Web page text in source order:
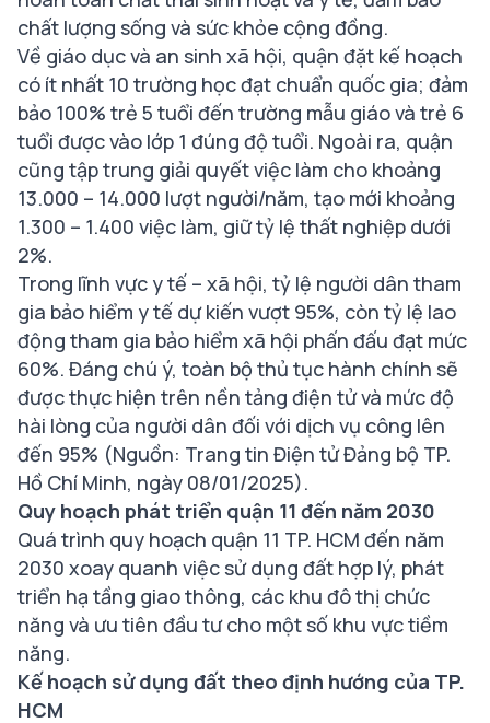
chất lượng sống và sức khỏe cộng đồng.
Về giáo dục và an sinh xã hội, quận đặt kế hoạch
có ít nhất 10 trường học đạt chuẩn quốc gia; đảm
bảo 100% trẻ 5 tuổi đến trường mẫu giáo và trẻ 6
tuổi được vào lớp 1 đúng độ tuổi. Ngoài ra, quận
cũng tập trung giải quyết việc làm cho khoảng
13.000 – 14.000 lượt người/năm, tạo mới khoảng
1.300 – 1.400 việc làm, giữ tỷ lệ thất nghiệp dưới
2%.
Trong lĩnh vực y tế – xã hội, tỷ lệ người dân tham
gia bảo hiểm y tế dự kiến vượt 95%, còn tỷ lệ lao
động tham gia bảo hiểm xã hội phấn đấu đạt mức
60%. Đáng chú ý, toàn bộ thủ tục hành chính sẽ
được thực hiện trên nền tảng điện tử và mức độ
hài lòng của người dân đối với dịch vụ công lên
đến 95% (Nguồn: Trang tin Điện tử Đảng bộ TP.
Hồ Chí Minh, ngày 08/01/2025).
Quy hoạch phát triển quận 11 đến năm 2030
Quá trình quy hoạch quận 11 TP. HCM đến năm
2030 xoay quanh việc sử dụng đất hợp lý, phát
triển hạ tầng giao thông, các khu đô thị chức
năng và ưu tiên đầu tư cho một số khu vực tiềm
năng.
Kế hoạch sử dụng đất theo định hướng của TP.
HCM